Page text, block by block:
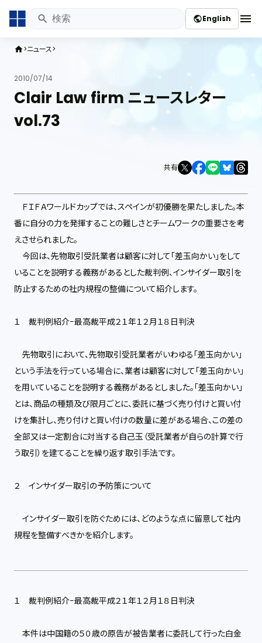
publicEnglish menu
home ニュース
2010/07/14
Clair Law firm ニュースレター
vol.73
共有
ＦＩＦＡワールドカップでは、スペインが初優勝を果たしました。本
番に自分の力を発揮することの難しさとチームワークの重要さを考
えさせられました。
今回は、先物取引受託業者は顧客に対して「差玉向かい」をして
いることを説明する義務があるとした裁判例、インサイダー取引を
防止するための社内規程の整備について紹介します。
１ 裁判例紹介−最高裁平成２１年１２月１８日判決
先物取引において、先物取引受託業者がいわゆる「差玉向かい」
という手法を行っている場合に、業者は顧客に対して「差玉向かい」
を用いていることを説明する義務があるとしました。「差玉向かい」
とは、商品の種類及び限月ごとに、委託に基づく売り付けと買い付
けを集計し、売り付けと買い付けの数量に差がある場合、この差の
全部又は一定割合に対当する自己玉（受託業者が自らの計算で行
う取引）を建てることを繰り返す取引手法です。
２ インサイダー取引の予防策について
インサイダー取引を防ぐためには、どのような点に留意して社内
規程を整備すべきかを紹介します。
１ 裁判例紹介−最高裁平成２１年１２月１８日判決
本件は中国籍の５０歳の原告が被告業者に委託して行った白金